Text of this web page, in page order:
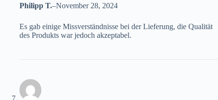
Philipp T.–November 28, 2024
Es gab einige Missverständnisse bei der Lieferung, die Qualität
des Produkts war jedoch akzeptabel.